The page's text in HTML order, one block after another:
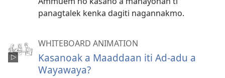
panagtalek kenka dagiti nagannakmo.
WHITEBOARD ANIMATION
Kasanoak a Maaddaan iti Ad-adu a
Wayawaya?